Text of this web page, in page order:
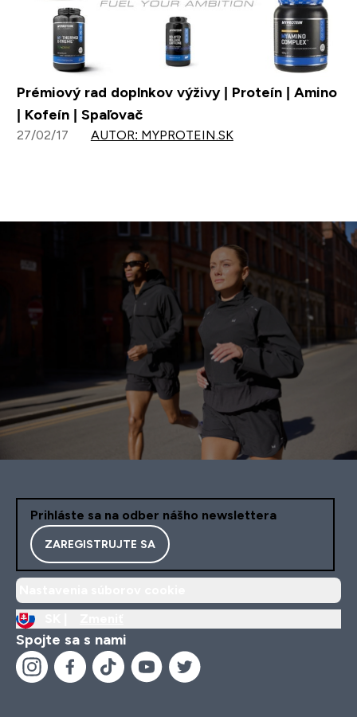
Prémiový rad doplnkov výživy | Proteín | Amino
| Kofeín | Spaľovač
27/02/17 AUTOR: MYPROTEIN.SK
Prihláste sa na odber nášho newslettera
ZAREGISTRUJTE SA
Spojte sa s nami